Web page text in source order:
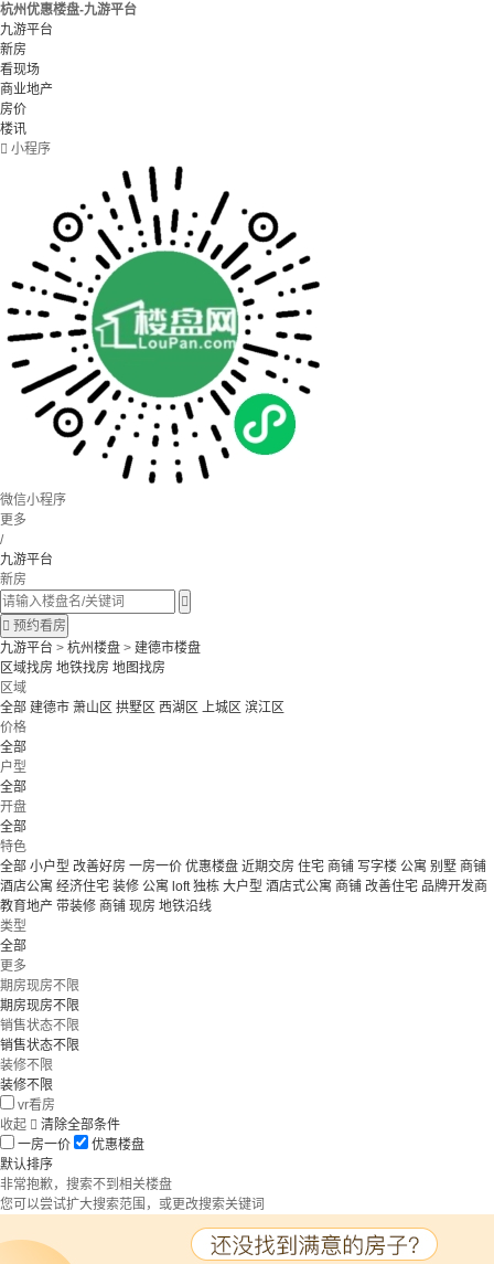
杭州优惠楼盘-九游平台
九游平台
新房
看现场
商业地产
房价
楼讯
 小程序
微信小程序
更多
/
九游平台
新房

 预约看房
九游平台 > 杭州楼盘 > 建德市楼盘
区域找房 地铁找房 地图找房
区域
全部 建德市 萧山区 拱墅区 西湖区 上城区 滨江区
价格
全部
户型
全部
开盘
全部
特色
全部 小户型 改善好房 一房一价 优惠楼盘 近期交房 住宅 商铺 写字楼 公寓 别墅 商铺
酒店公寓 经济住宅 装修 公寓 loft独栋 大户型 酒店式公寓 商铺 改善住宅 品牌开发商
教育地产 带装修 商铺 现房 地铁沿线
类型
全部
更多
期房现房不限
期房现房不限
销售状态不限
销售状态不限
装修不限
装修不限
vr看房
收起  清除全部条件
一房一价
优惠楼盘
默认排序
非常抱歉，搜索不到相关楼盘
您可以尝试扩大搜索范围，或更改搜索关键词